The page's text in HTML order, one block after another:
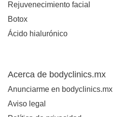
Rejuvenecimiento facial
Botox
Ácido hialurónico
Acerca de bodyclinics.mx
Anunciarme en bodyclinics.mx
Aviso legal